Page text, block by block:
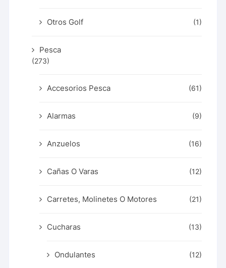
Otros Golf (1)
Pesca
(273)
Accesorios Pesca (61)
Alarmas (9)
Anzuelos (16)
Cañas O Varas (12)
Carretes, Molinetes O Motores (21)
Cucharas (13)
Ondulantes (12)